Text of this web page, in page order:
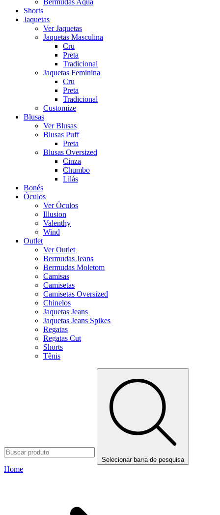
Bermudas Aqua
Shorts
Jaquetas
Ver Jaquetas
Jaquetas Masculina
Cru
Preta
Tradicional
Jaquetas Feminina
Cru
Preta
Tradicional
Customize
Blusas
Ver Blusas
Blusas Puff
Preta
Blusas Oversized
Cinza
Chumbo
Lilás
Bonés
Óculos
Ver Óculos
Illusion
Valenthy
Wind
Outlet
Ver Outlet
Bermudas Jeans
Bermudas Moletom
Camisas
Camisetas
Camisetas Oversized
Chinelos
Jaquetas Jeans
Jaquetas Jeans Spikes
Regatas
Regatas Cut
Shorts
Tênis
Selecionar barra de pesquisa
Home